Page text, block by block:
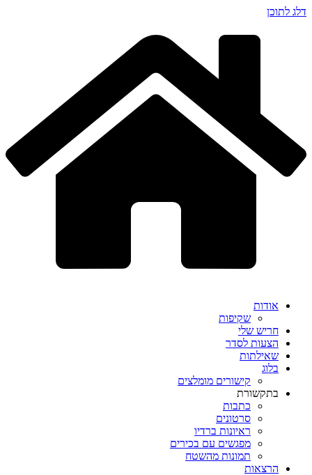
דלג לתוכן
אודות
שקיפות
חריש שלי
הצעות לסדר
שאילתות
בלוג
קישורים מומלצים
בתקשורת
כתבות
סרטונים
ראיונות ברדיו
מפגשים עם בכירים
תמונות מהשטח
הרצאות